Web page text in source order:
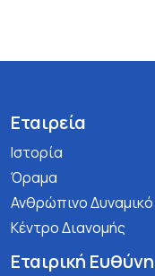
Εταιρεία
Ιστορία
Όραμα
Ανθρώπινο Δυναμικό
Κέντρο Διανομής
Εταιρική Ευθύνη